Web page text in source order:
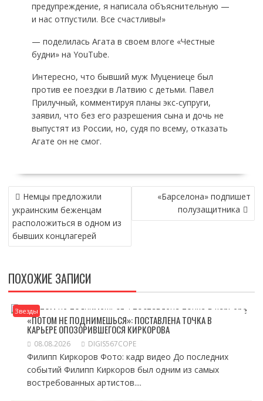
предупреждение, я написала объяснительную —
и нас отпустили. Все счастливы!»
— поделилась Агата в своем влоге «Честные
будни» на YouTube.
Интересно, что бывший муж Муцениеце был
против ее поездки в Латвию с детьми. Павел
Прилучный, комментируя планы экс-супруги,
заявил, что без его разрешения сына и дочь не
выпустят из России, но, судя по всему, отказать
Агате он не смог.
НАВИГАЦИЯ
ПО
ЗАПИСЯМ
Немцы предложили
украинским беженцам
расположиться в одном из
бывших концлагерей
«Барселона» подпишет
полузащитника
ПОХОЖИЕ ЗАПИСИ
Звезды
«ПОТОМ НЕ ПОДНИМЕШЬСЯ»: ПОСТАВЛЕНА ТОЧКА В
КАРЬЕРЕ ОПОЗОРИВШЕГОСЯ КИРКОРОВА
08.08.2026 DIGIS567COPE
Филипп Киркоров Фото: кадр видео До последних
событий Филипп Киркоров был одним из самых
востребованных артистов....